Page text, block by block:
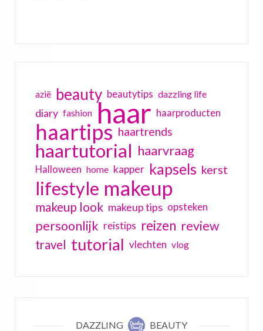
azië beauty beautytips dazzling life
diary fashion haar haarproducten
haartips haartrends
haartutorial haarvraag
Halloween home kapper kapsels kerst
lifestyle makeup
makeup look makeup tips opsteken
persoonlijk reistips reizen review
travel tutorial vlechten vlog
DAZZLING BEAUTY